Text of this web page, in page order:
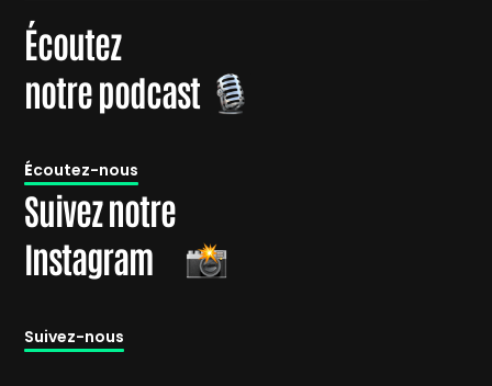
Écoutez
notre podcast
Écoutez-nous
Suivez notre
Instagram
Suivez-nous